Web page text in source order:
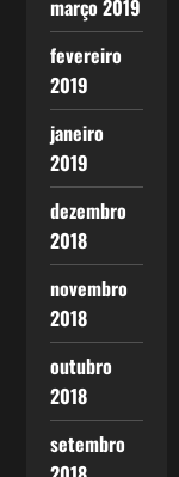
março 2019
fevereiro
2019
janeiro
2019
dezembro
2018
novembro
2018
outubro
2018
setembro